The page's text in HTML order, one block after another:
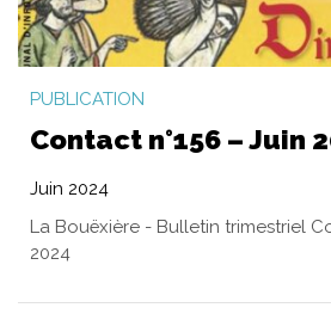
PUBLICATION
Contact n°156 – Juin
Juin 2024
La Bouëxière - Bulletin trimestriel
2024